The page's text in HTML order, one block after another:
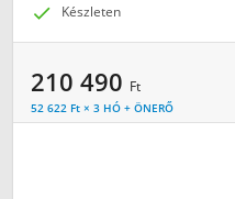
 Készleten
210 490 Ft
52 622 Ft × 3 HÓ + ÖNERŐ